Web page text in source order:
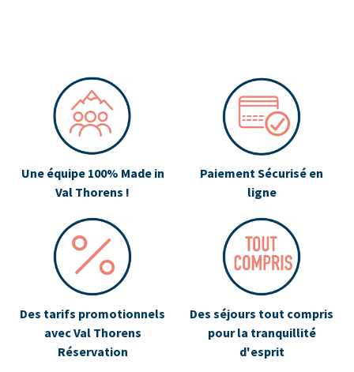
Une équipe 100% Made in
Val Thorens !
Paiement Sécurisé en
ligne
Des tarifs promotionnels
avec Val Thorens
Réservation
Des séjours tout compris
pour la tranquillité
d'esprit